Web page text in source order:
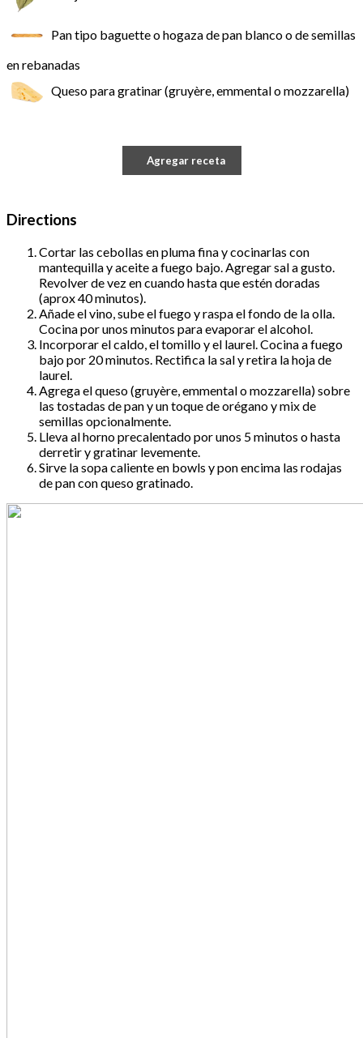
Pan tipo baguette o hogaza de pan blanco o de semillas
en rebanadas
Queso para gratinar (gruyère, emmental o mozzarella)
Agregar receta
Directions
Cortar las cebollas en pluma fina y cocinarlas con
mantequilla y aceite a fuego bajo. Agregar sal a gusto.
Revolver de vez en cuando hasta que estén doradas
(aprox 40 minutos).
Añade el vino, sube el fuego y raspa el fondo de la olla.
Cocina por unos minutos para evaporar el alcohol.
Incorporar el caldo, el tomillo y el laurel. Cocina a fuego
bajo por 20 minutos. Rectifica la sal y retira la hoja de
laurel.
Agrega el queso (gruyère, emmental o mozzarella) sobre
las tostadas de pan y un toque de orégano y mix de
semillas opcionalmente.
Lleva al horno precalentado por unos 5 minutos o hasta
derretir y gratinar levemente.
Sirve la sopa caliente en bowls y pon encima las rodajas
de pan con queso gratinado.